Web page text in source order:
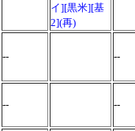
イ][黒米][基
2](再)
-- --
-- --